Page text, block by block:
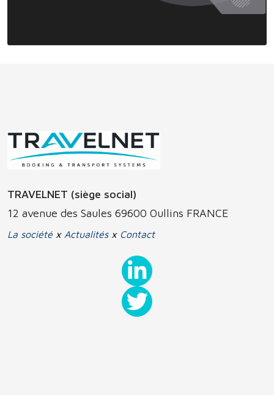
TRAVELNET (siège social)
12 avenue des Saules 69600 Oullins FRANCE
La société x Actualitésx Contact